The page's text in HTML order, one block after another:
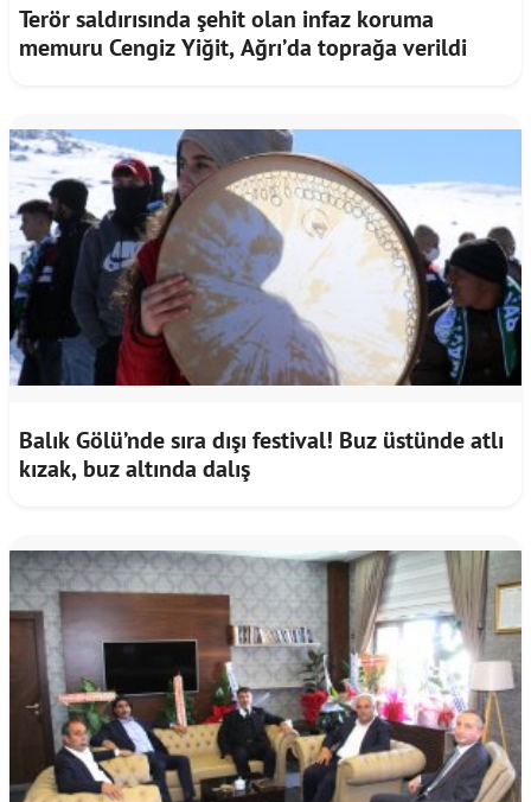
Terör saldırısında şehit olan infaz koruma
memuru Cengiz Yiğit, Ağrı’da toprağa verildi
Balık Gölü’nde sıra dışı festival! Buz üstünde atlı
kızak, buz altında dalış